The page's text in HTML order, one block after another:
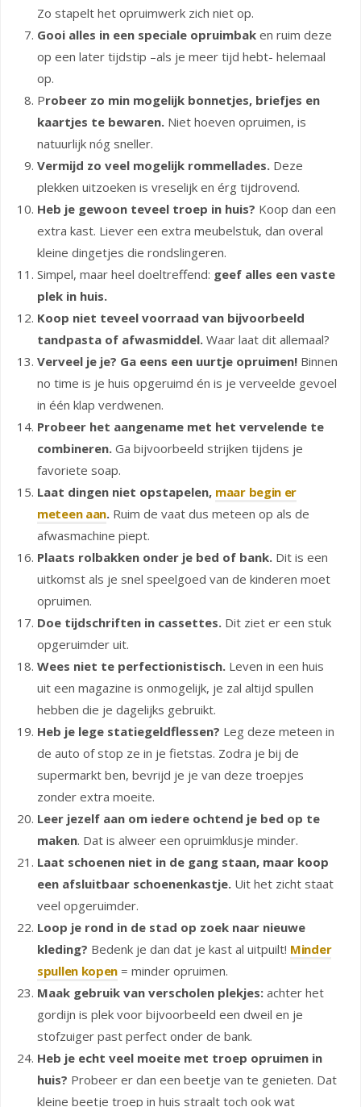
Zo stapelt het opruimwerk zich niet op.
Gooi alles in een speciale opruimbak en ruim deze
op een later tijdstip –als je meer tijd hebt- helemaal
op.
Probeer zo min mogelijk bonnetjes, briefjes en
kaartjes te bewaren. Niet hoeven opruimen, is
natuurlijk nóg sneller.
Vermijd zo veel mogelijk rommellades. Deze
plekken uitzoeken is vreselijk en érg tijdrovend.
Heb je gewoon teveel troep in huis? Koop dan een
extra kast. Liever een extra meubelstuk, dan overal
kleine dingetjes die rondslingeren.
Simpel, maar heel doeltreffend: geef alles een vaste
plek in huis.
Koop niet teveel voorraad van bijvoorbeeld
tandpasta of afwasmiddel. Waar laat dit allemaal?
Verveel je je? Ga eens een uurtje opruimen! Binnen
no time is je huis opgeruimd én is je verveelde gevoel
in één klap verdwenen.
Probeer het aangename met het vervelende te
combineren. Ga bijvoorbeeld strijken tijdens je
favoriete soap.
Laat dingen niet opstapelen, maar begin er
meteen aan. Ruim de vaat dus meteen op als de
afwasmachine piept.
Plaats rolbakken onder je bed of bank. Dit is een
uitkomst als je snel speelgoed van de kinderen moet
opruimen.
Doe tijdschriften in cassettes. Dit ziet er een stuk
opgeruimder uit.
Wees niet te perfectionistisch. Leven in een huis
uit een magazine is onmogelijk, je zal altijd spullen
hebben die je dagelijks gebruikt.
Heb je lege statiegeldflessen? Leg deze meteen in
de auto of stop ze in je fietstas. Zodra je bij de
supermarkt ben, bevrijd je je van deze troepjes
zonder extra moeite.
Leer jezelf aan om iedere ochtend je bed op te
maken. Dat is alweer een opruimklusje minder.
Laat schoenen niet in de gang staan, maar koop
een afsluitbaar schoenenkastje. Uit het zicht staat
veel opgeruimder.
Loop je rond in de stad op zoek naar nieuwe
kleding? Bedenk je dan dat je kast al uitpuilt! Minder
spullen kopen = minder opruimen.
Maak gebruik van verscholen plekjes: achter het
gordijn is plek voor bijvoorbeeld een dweil en je
stofzuiger past perfect onder de bank.
Heb je echt veel moeite met troep opruimen in
huis? Probeer er dan een beetje van te genieten. Dat
kleine beetje troep in huis straalt toch ook wat